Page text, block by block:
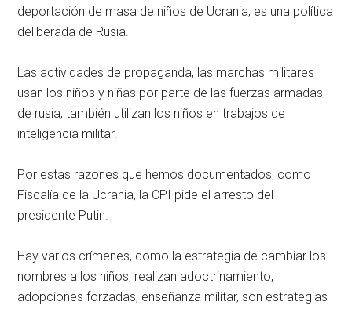
deportación de masa de niños de Ucrania, es una política
deliberada de Rusia.
Las actividades de propaganda, las marchas militares
usan los niños y niñas por parte de las fuerzas armadas
de rusia, también utilizan los niños en trabajos de
inteligencia militar.
Por estas razones que hemos documentados, como
Fiscalía de la Ucrania, la CPI pide el arresto del
presidente Putin.
Hay varios crímenes, como la estrategia de cambiar los
nombres a los niños, realizan adoctrinamiento,
adopciones forzadas, enseñanza militar, son estrategias